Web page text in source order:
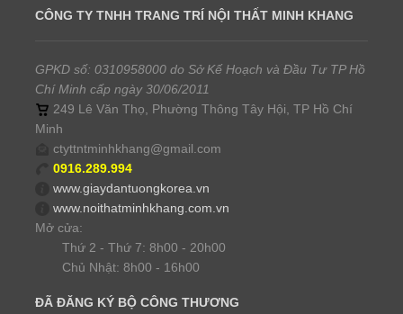
CÔNG TY TNHH TRANG TRÍ NỘI THẤT MINH KHANG
GPKD số: 0310958000 do Sở Kế Hoạch và Đầu Tư TP Hồ
Chí Minh cấp ngày 30/06/2011
249 Lê Văn Thọ, Phường Thông Tây Hội, TP Hồ Chí
Minh
ctyttntminhkhang@gmail.com
0916.289.994
www.giaydantuongkorea.vn
www.noithatminhkhang.com.vn
Mở cửa:
Thứ 2 - Thứ 7: 8h00 - 20h00
Chủ Nhật: 8h00 - 16h00
ĐÃ ĐĂNG KÝ BỘ CÔNG THƯƠNG